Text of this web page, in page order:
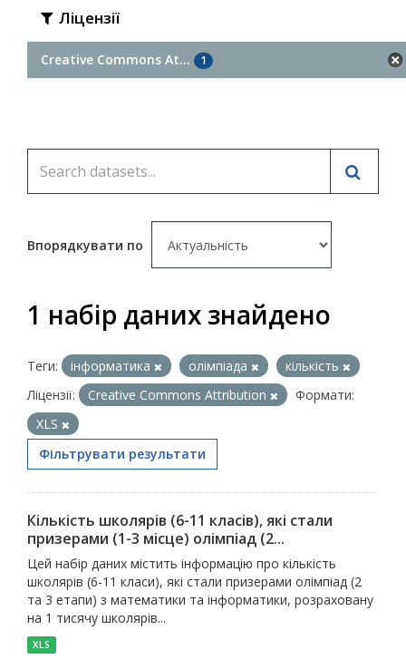
Ліцензії
Creative Commons At... 1
Впорядкувати по
1 набір даних знайдено
Теги: інформатика олімпіада
кількість
Ліцензії:
Creative Commons Attribution
Формати:
XLS
Фільтрувати результати
Кількість школярів (6-11 класів), які стали
призерами (1-3 місце) олімпіад (2...
Цей набір даних містить інформацію про кількість
школярів (6-11 класи), які стали призерами олімпіад (2
та 3 етапи) з математики та інформатики, розраховану
на 1 тисячу школярів...
XLS